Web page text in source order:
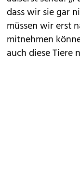
dass wir sie gar
müssen wir erst
mitnehmen
auch diese Tiere